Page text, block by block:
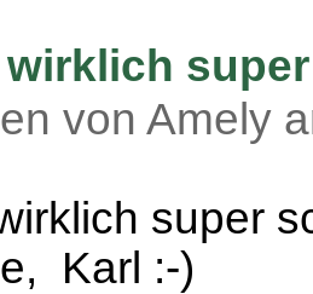
super
von Amely
super
Karl :-)